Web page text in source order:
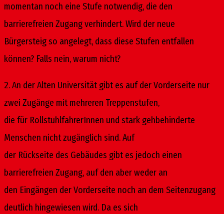
momentan noch eine Stufe notwendig, die den
barrierefreien Zugang verhindert. Wird der neue
Bürgersteig so angelegt, dass diese Stufen entfallen
können? Falls nein, warum nicht?
2. An der Alten Universität gibt es auf der Vorderseite nur
zwei Zugänge mit mehreren Treppenstufen,
die für RollstuhlfahrerInnen und stark gehbehinderte
Menschen nicht zugänglich sind. Auf
der Rückseite des Gebäudes gibt es jedoch einen
barrierefreien Zugang, auf den aber weder an
den Eingängen der Vorderseite noch an dem Seitenzugang
deutlich hingewiesen wird. Da es sich